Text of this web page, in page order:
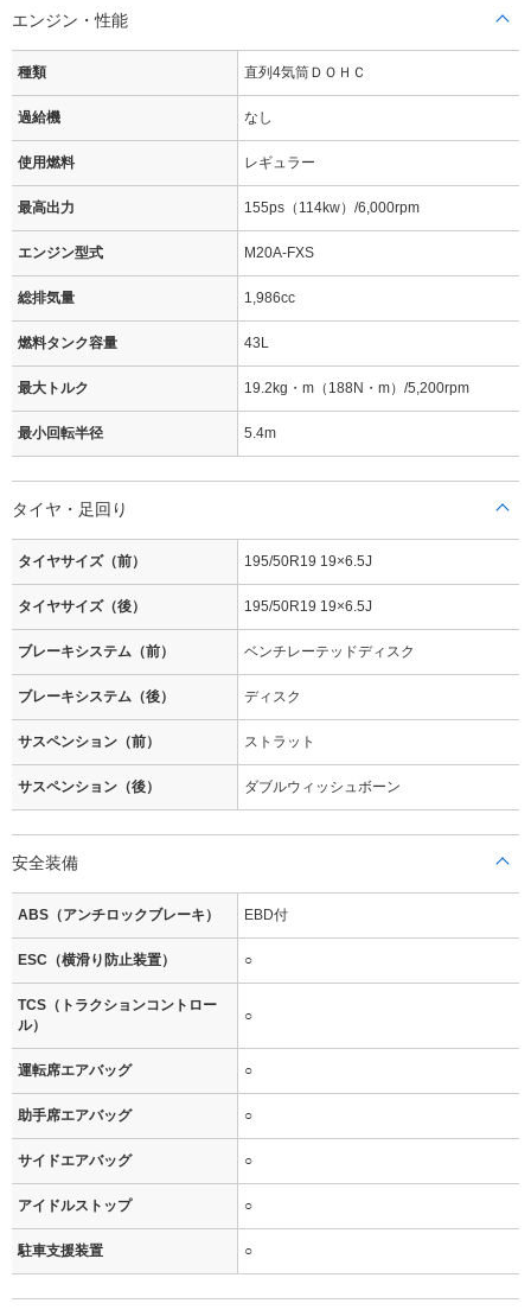
エンジン・性能
種類 直列4気筒ＤＯＨＣ
過給機 なし
使用燃料 レギュラー
最高出力 155ps（114kw）/6,000rpm
エンジン型式 M20A-FXS
総排気量 1,986cc
燃料タンク容量 43L
最大トルク 19.2kg・m（188N・m）/5,200rpm
最小回転半径 5.4m
タイヤ・足回り
タイヤサイズ（前） 195/50R19 19×6.5J
タイヤサイズ（後） 195/50R19 19×6.5J
ブレーキシステム（前） ベンチレーテッドディスク
ブレーキシステム（後） ディスク
サスペンション（前） ストラット
サスペンション（後） ダブルウィッシュボーン
安全装備
ABS（アンチロックブレーキ） EBD付
ESC（横滑り防止装置） ○
TCS（トラクションコントロー
ル）
○
運転席エアバッグ ○
助手席エアバッグ ○
サイドエアバッグ ○
アイドルストップ ○
駐車支援装置 ○